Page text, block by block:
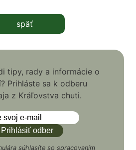
späť
tipy, rady a informácie o
Prihláste sa k odberu
z Kráľovstva chuti.
súhlasíte so spracovaním